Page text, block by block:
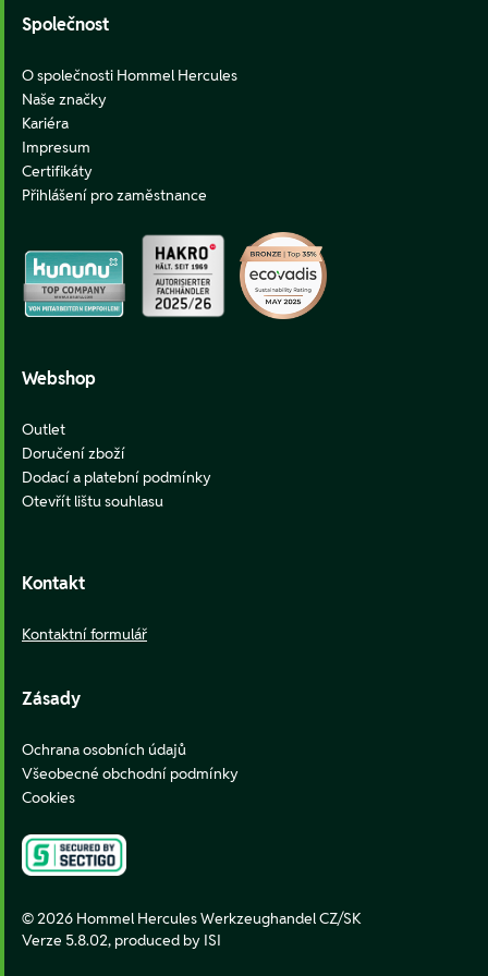
Společnost
O společnosti Hommel Hercules
Naše značky
Kariéra
Impresum
Certifikáty
Přihlášení pro zaměstnance
Webshop
Outlet
Doručení zboží
Dodací a platební podmínky
Otevřít lištu souhlasu
Kontakt
Kontaktní formulář
Zásady
Ochrana osobních údajů
Všeobecné obchodní podmínky
Cookies
© 2026 Hommel Hercules Werkzeughandel CZ/SK
Verze 5.8.02, produced by ISI